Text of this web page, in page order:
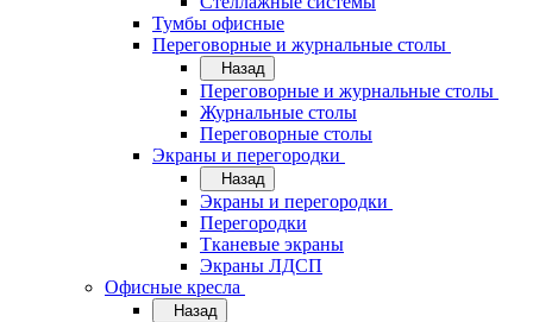
Тумбы офисные
Переговорные и журнальные столы
Назад
Переговорные и журнальные столы
Журнальные столы
Переговорные столы
Экраны и перегородки
Назад
Экраны и перегородки
Перегородки
Тканевые экраны
Экраны ЛДСП
Офисные кресла
Назад